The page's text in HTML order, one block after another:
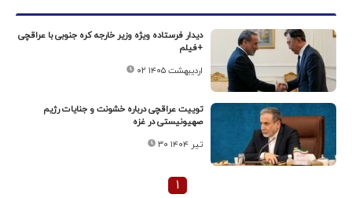
دیدار فرستاده ویژه وزیر خارجه کره‌ جنوبی با عراقچی
+فیلم
۰۲ اردیبهشت ۱۴۰۵
توییت عراقچی درباره خشونت و جنایات رژیم
صهیونیستی در غزه
۳۰ تیر ۱۴۰۴
۱